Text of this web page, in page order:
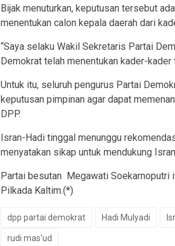
Bijak menuturkan, keputusan tersebut
menentukan calon kepala daerah dari
“Saya selaku Wakil Sekretaris Partai
Demokrat telah menentukan kader-kader
Untuk itu, seluruh pengurus Partai
keputusan pimpinan agar dapat
DPP.
Isran-Hadi tinggal menunggu
menyatakan sikap untuk mendukung
Partai besutan Megawati Soekarnoputri
Pilkada Kaltim.(*)
dpp partai demokrat Hadi Mulyadi
rudi mas'ud